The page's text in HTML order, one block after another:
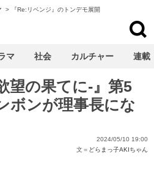
> 『Re:リベンジ』のトンデモ展開
望の果てに-』第5
ンが理事長にな
2024/05/10 19:00
文＝ どらまっ子AKIちゃん
マ 社会 カルチャー 連載